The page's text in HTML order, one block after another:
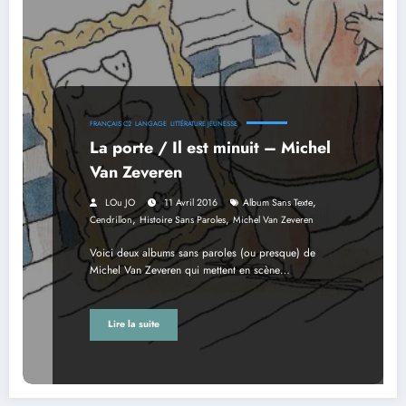
FRANÇAIS C2 LANGAGE LITTÉRATURE JEUNESSE
La porte / Il est minuit – Michel
Van Zeveren
LOu JO 11 Avril 2016 Album Sans Texte,
Cendrillon,Histoire Sans Paroles,Michel Van Zeveren
Voici deux albums sans paroles (ou presque) de
Michel Van Zeveren qui mettent en scène…
Lire la suite